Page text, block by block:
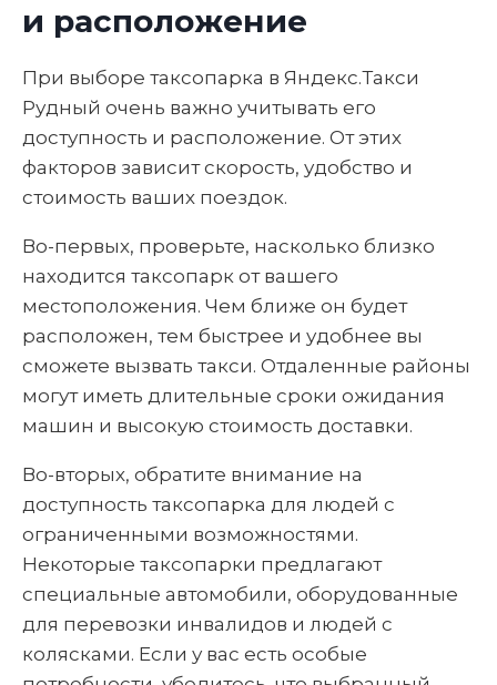
и расположение
При выборе таксопарка в Яндекс.Такси
Рудный очень важно учитывать его
доступность и расположение. От этих
факторов зависит скорость, удобство и
стоимость ваших поездок.
Во-первых, проверьте, насколько близко
находится таксопарк от вашего
местоположения. Чем ближе он будет
расположен, тем быстрее и удобнее вы
сможете вызвать такси. Отдаленные районы
могут иметь длительные сроки ожидания
машин и высокую стоимость доставки.
Во-вторых, обратите внимание на
доступность таксопарка для людей с
ограниченными возможностями.
Некоторые таксопарки предлагают
специальные автомобили, оборудованные
для перевозки инвалидов и людей с
колясками. Если у вас есть особые